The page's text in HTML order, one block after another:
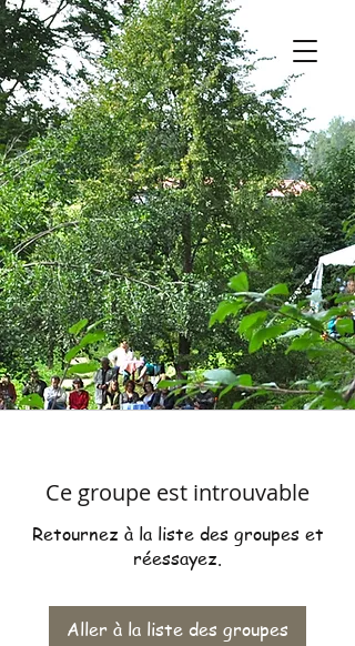
Ce groupe est introuvable
Retournez à la liste des groupes et
réessayez.
Aller à la liste des groupes